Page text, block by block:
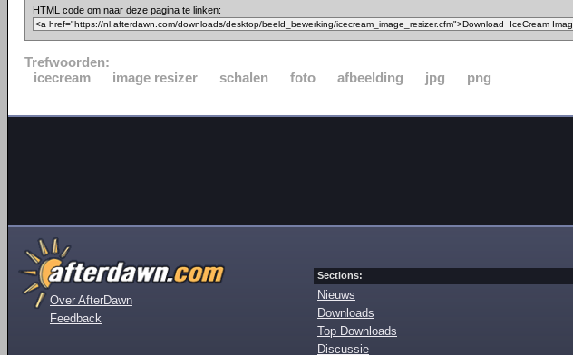
HTML code om naar deze pagina te linken:
Trefwoorden:
icecream
image resizer schalen foto afbeelding jpg png
Over AfterDawn
Feedback
Sections:
Nieuws
Downloads
Top Downloads
Discussie